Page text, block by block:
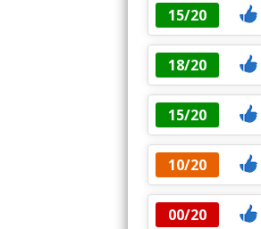
15/20
18/20
15/20
10/20
00/20